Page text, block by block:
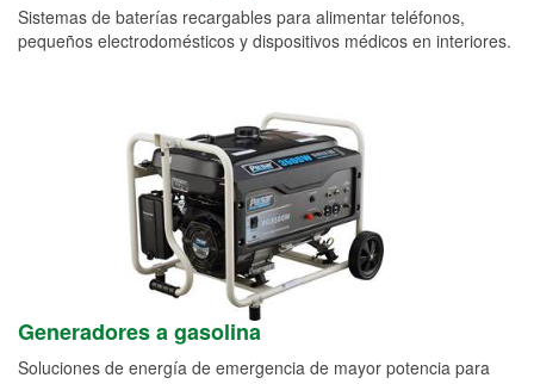
Sistemas de baterías recargables para alimentar teléfonos,
pequeños electrodomésticos y dispositivos médicos en interiores.
Generadores a gasolina
Soluciones de energía de emergencia de mayor potencia para